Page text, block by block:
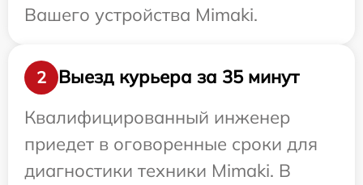
Вашего устройства Mimaki.
2
Выезд курьера за 35 минут
Квалифицированный инженер
приедет в оговоренные сроки для
диагностики техники Mimaki. В